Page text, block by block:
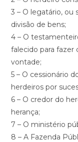
3 – O legatário, ou
divisão de bens;
4 – O
falecido para fazer
vontade;
5 – O cessionário
herdeiros por
6 – O credor do
herança;
7 – O ministério
8 – A Fazenda